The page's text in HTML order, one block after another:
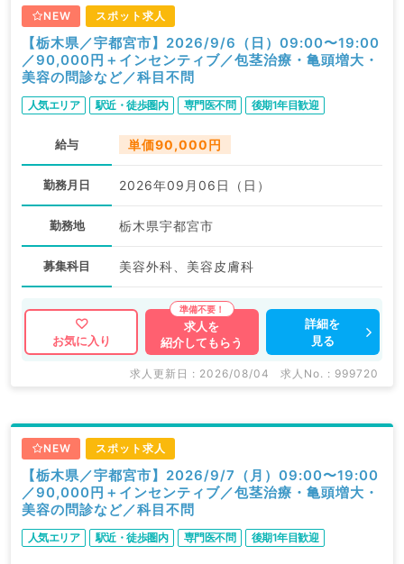
NEW スポット求人
【栃木県／宇都宮市】2026/9/6（日）09:00〜19:00
／90,000円＋インセンティブ／包茎治療・亀頭増大・
美容の問診など／科目不問
人気エリア 駅近・徒歩圏内 専門医不問 後期1年目歓迎
給与 単価90,000円
勤務月日 2026年09月06日（日）
勤務地 栃木県宇都宮市
募集科目 美容外科、美容皮膚科
お気に入り
求人を
紹介してもらう
詳細を
見る
求人更新日 : 2026/08/04 求人No. : 999720
NEW スポット求人
【栃木県／宇都宮市】2026/9/7（月）09:00〜19:00
／90,000円＋インセンティブ／包茎治療・亀頭増大・
美容の問診など／科目不問
人気エリア 駅近・徒歩圏内 専門医不問 後期1年目歓迎